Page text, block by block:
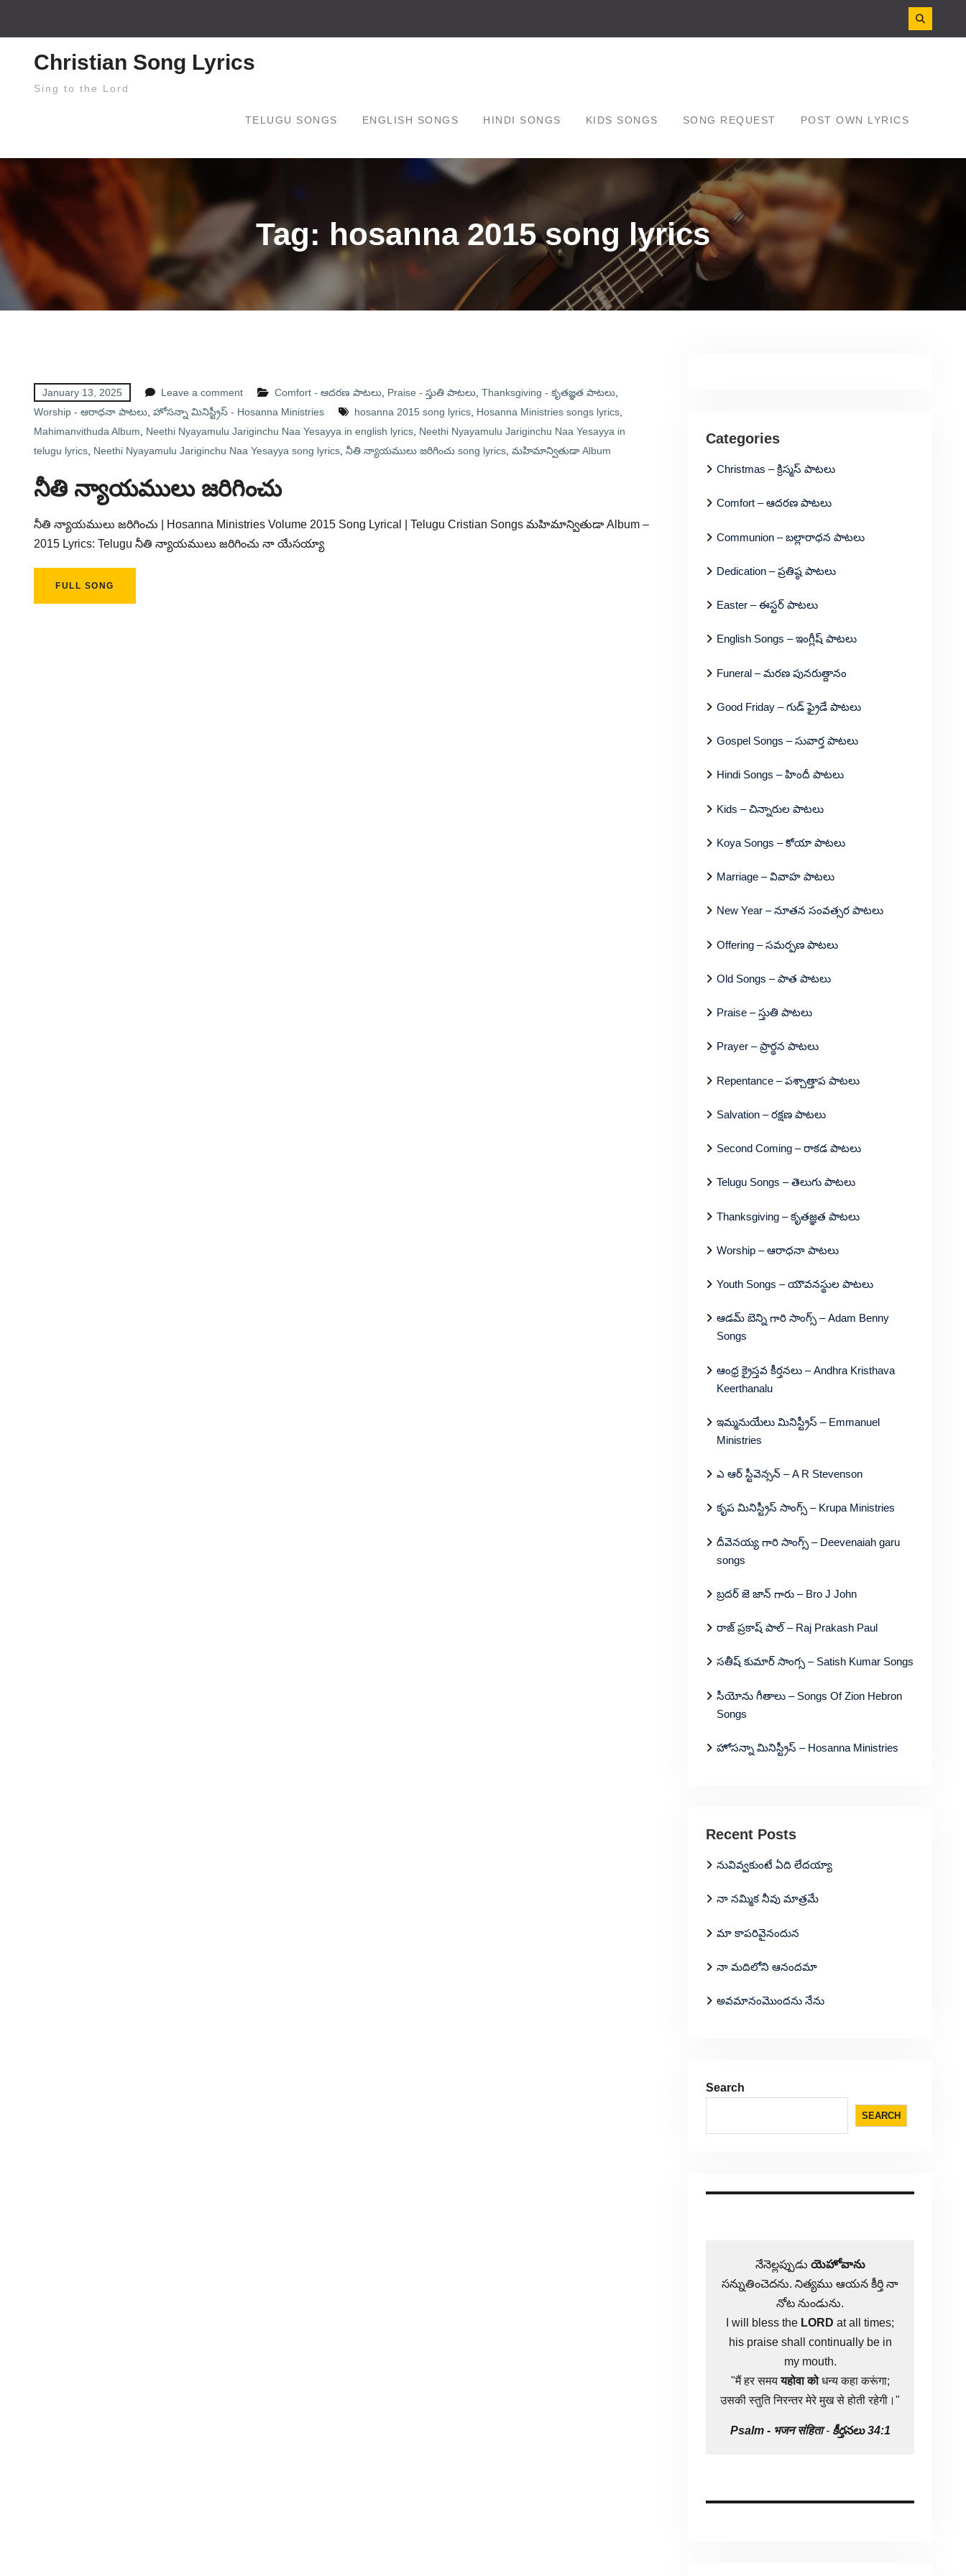
Christian Song Lyrics
Sing to the Lord
TELUGU SONGS ENGLISH SONGS HINDI SONGS KIDS SONGS SONG REQUEST POST OWN LYRICS
Tag: hosanna 2015 song lyrics
January 13, 2025 Leave a comment Comfort - ఆదరణ పాటలు Praise - స్తుతి పాటలు Thanksgiving - కృతజ్ఞత పాటలు
Worship - ఆరాధనా పాటలు హోసన్నా మినిస్ట్రీస్ - Hosanna Ministries hosanna 2015 song lyrics Hosanna Ministries songs lyrics
Mahimanvithuda Album
Neethi Nyayamulu Jariginchu Naa Yesayya in english lyrics Neethi Nyayamulu Jariginchu Naa Yesayya in
telugu lyrics Neethi Nyayamulu Jariginchu Naa Yesayya song lyrics నీతి న్యాయములు జరిగించు song lyrics మహిమాన్వితుడా Album
నీతి న్యాయములు జరిగించు
నీతి న్యాయములు జరిగించు | Hosanna Ministries Volume 2015 Song Lyrical | Telugu Cristian Songs మహిమాన్వితుడా Album –
2015 Lyrics: Telugu నీతి న్యాయములు జరిగించు నా యేసయ్యా
FULL SONG
Categories
Christmas – క్రిస్మస్ పాటలు
Comfort – ఆదరణ పాటలు
Communion – బల్లారాధన పాటలు
Dedication – ప్రతిష్ఠ పాటలు
Easter – ఈస్టర్ పాటలు
English Songs – ఇంగ్లీష్ పాటలు
Funeral – మరణ పునరుత్దానం
Good Friday – గుడ్ ఫ్రైడే పాటలు
Gospel Songs – సువార్త పాటలు
Hindi Songs – హిందీ పాటలు
Kids – చిన్నారుల పాటలు
Koya Songs – కోయా పాటలు
Marriage – వివాహ పాటలు
New Year – నూతన సంవత్సర పాటలు
Offering – సమర్పణ పాటలు
Old Songs – పాత పాటలు
Praise – స్తుతి పాటలు
Prayer – ప్రార్థన పాటలు
Repentance – పశ్చాత్తాప పాటలు
Salvation – రక్షణ పాటలు
Second Coming – రాకడ పాటలు
Telugu Songs – తెలుగు పాటలు
Thanksgiving – కృతజ్ఞత పాటలు
Worship – ఆరాధనా పాటలు
Youth Songs – యౌవనస్థుల పాటలు
ఆడమ్ బెన్ని గారి సాంగ్స్ – Adam Benny
Songs
ఆంధ్ర క్రైస్తవ కీర్తనలు – Andhra Kristhava
Keerthanalu
ఇమ్మనుయేలు మినిస్ట్రీస్ – Emmanuel
Ministries
ఎ ఆర్ స్టీవెన్సన్ – A R Stevenson
కృప మినిస్ట్రీస్ సాంగ్స్ – Krupa Ministries
దీవెనయ్య గారి సాంగ్స్ – Deevenaiah garu
songs
బ్రదర్ జె జాన్ గారు – Bro J John
రాజ్ ప్రకాష్ పాల్ – Raj Prakash Paul
సతీష్ కుమార్ సాంగ్స – Satish Kumar Songs
సీయోను గీతాలు – Songs Of Zion Hebron
Songs
హోసన్నా మినిస్ట్రీస్ – Hosanna Ministries
Recent Posts
నువివ్వకుంటే ఏది లేదయ్యా
నా నమ్మిక నీవు మాత్రమే
మా కాపరివైనందున
నా మదిలోని ఆనందమా
అవమానంమొందను నేను
Search
SEARCH
నేనెల్లప్పుడు యెహోవాను
సన్నుతించెదను. నిత్యము ఆయన కీర్తి నా
నోట నుండును.
I will bless the LORD at all times;
his praise shall continually be in
my mouth.
"मैं हर समययहोवा कोधन्य कहा करूंगा;
उसकी स्तुति निरन्तर मेरे मुख से होती रहेगी।"
Psalm - भजन संहिता- కీర్తనలు 34:1